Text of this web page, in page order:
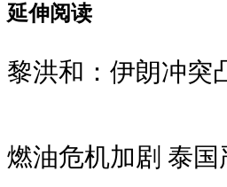
延伸阅读
黎洪和：伊朗冲突
燃油危机加剧 泰